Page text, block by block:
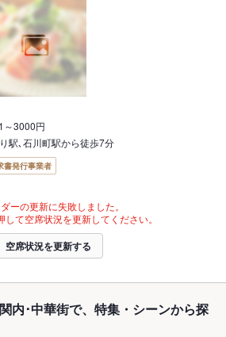
～3000円
駅､石川町駅から徒歩7分
書発行事業者
ーの更新に失敗しました。
て空席状況を更新してください。
空席状況を更新する
内･中華街で、特集・シーンから探